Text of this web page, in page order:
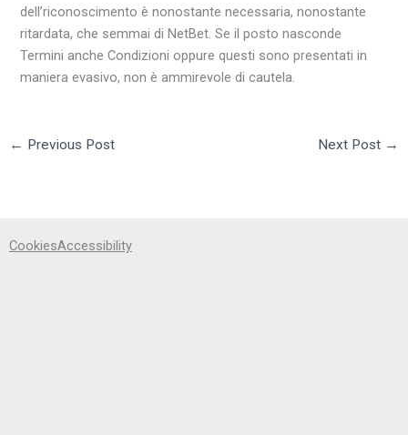
dell’riconoscimento è nonostante necessaria, nonostante
ritardata, che semmai di NetBet. Se il posto nasconde
Termini anche Condizioni oppure questi sono presentati in
maniera evasivo, non è ammirevole di cautela.
← Previous Post Next Post →
CookiesAccessibility